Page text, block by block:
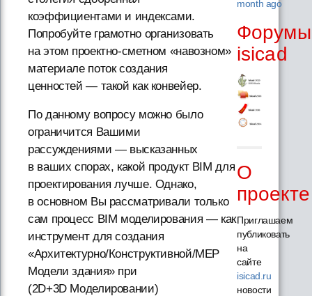
коэффициентами и индексами.
Попробуйте грамотно организовать
на этом проектно-сметном «навозном»
материале поток создания
ценностей — такой как конвейер.
По данному вопросу можно было
ограничится Вашими
рассуждениями — высказанных
в ваших спорах, какой продукт BIM для
проектирования лучше. Однако,
в основном Вы рассматривали только
сам процесс BIM моделирования — как
инструмент для создания
«Архитектурно/Конструктивной/МЕР
Модели здания» при
(2D+3D Моделировании)
month ago
Форумы
isicad
О
проекте
Приглашаем
публиковать
на
сайте
isicad.ru
новости